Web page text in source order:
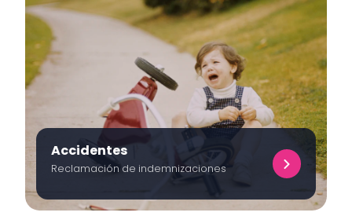
Accidentes
Reclamación de indemnizaciones